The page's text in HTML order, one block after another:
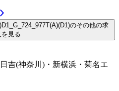
のその他の求
を見る
吉(神奈川)・新横浜・菊名エ